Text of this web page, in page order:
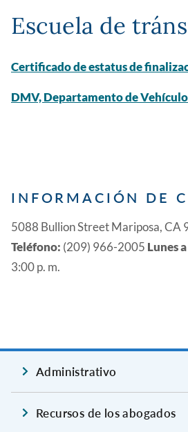
Escuela de
Certificado de estatus de
DMV, Departamento de
INFORMACIÓN DE
5088 Bullion Street Mariposa, CA
Teléfono: (209) 966-2005 Lunes
3:00 p. m.
Administrativo
Recursos de los abogados